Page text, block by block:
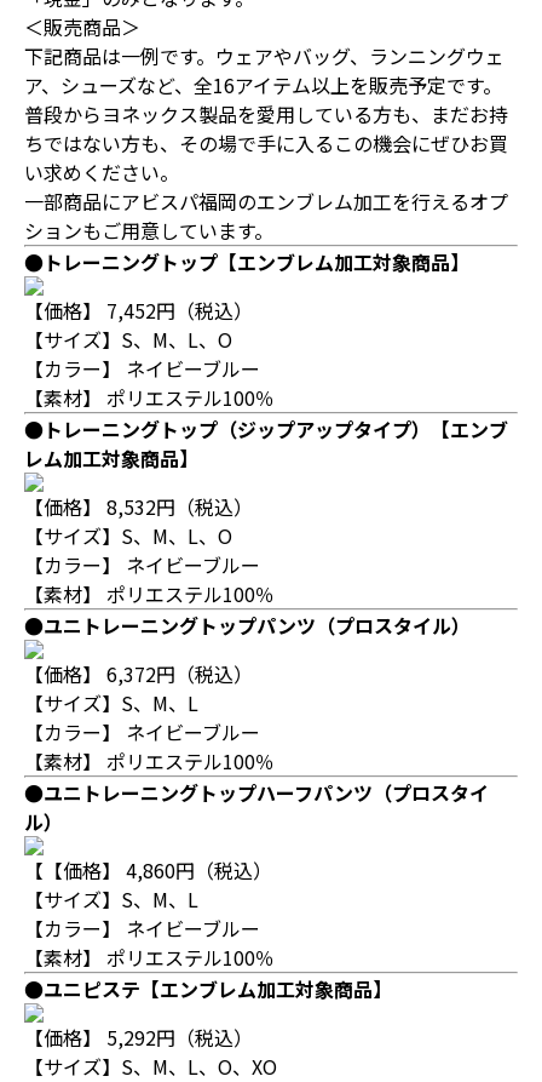
＜販売商品＞
下記商品は一例です。ウェアやバッグ、ランニングウェ
ア、シューズなど、全16アイテム以上を販売予定です。
普段からヨネックス製品を愛用している方も、まだお持
ちではない方も、その場で手に入るこの機会にぜひお買
い求めください。
一部商品にアビスパ福岡のエンブレム加工を行えるオプ
ションもご用意しています。
●トレーニングトップ 【エンブレム加工対象商品】
【価格】 7,452円（税込）
【サイズ】S、M、L、O
【カラー】 ネイビーブルー
【素材】 ポリエステル100％
●トレーニングトップ（ジップアップタイプ）
【エンブ
レム加工対象商品】
【価格】 8,532円（税込）
【サイズ】S、M、L、O
【カラー】 ネイビーブルー
【素材】 ポリエステル100％
●ユニトレーニングトップパンツ（プロスタイル）
【価格】 6,372円（税込）
【サイズ】S、M、L
【カラー】 ネイビーブルー
【素材】 ポリエステル100％
●ユニトレーニングトップハーフパンツ（プロスタイ
ル）
【【価格】 4,860円（税込）
【サイズ】S、M、L
【カラー】 ネイビーブルー
【素材】 ポリエステル100％
●ユニピステ 【エンブレム加工対象商品】
【価格】 5,292円（税込）
【サイズ】S、M、L、O、XO